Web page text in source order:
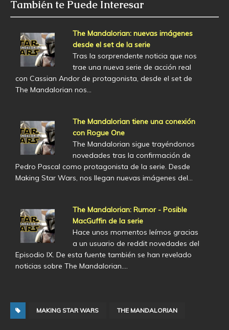
También te Puede Interesar
The Mandalorian: nuevas imágenes
desde el set de la serie
Tras la sorprendente noticia que nos
trae una nueva serie de acción real
con Cassian Andor de protagonista, desde el set de
The Mandalorian nos…
The Mandalorian tiene una conexión
con Rogue One
The Mandalorian sigue trayéndonos
novedades tras la confirmación de
Pedro Pascal como protagonista de la serie. Desde
Making Star Wars, nos llegan nuevas imágenes del…
The Mandalorian: Rumor - Posible
MacGuffin de la serie
Hace unos momentos leímos gracias
a un usuario de reddit novedades del
Episodio IX. De esta fuente también se han revelado
noticias sobre The Mandalorian.…
MAKING STAR WARS THE MANDALORIAN